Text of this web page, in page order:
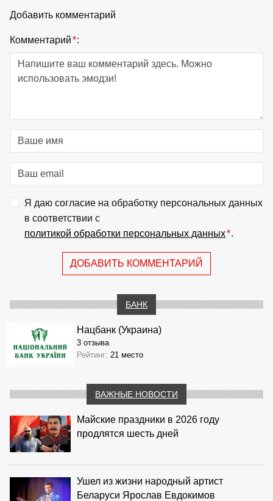
Добавить комментарий
Комментарий*:
Я даю согласие на обработку персональных данных
в соответствии с
политикой обработки персональных данных*.
ДОБАВИТЬ КОММЕНТАРИЙ
БАНК
Нацбанк (Украина)
3 отзыва
Рейтинг: 21 место
ВАЖНЫЕ НОВОСТИ
Майские праздники в 2026 году
продлятся шесть дней
Ушел из жизни народный артист
Беларуси Ярослав Евдокимов